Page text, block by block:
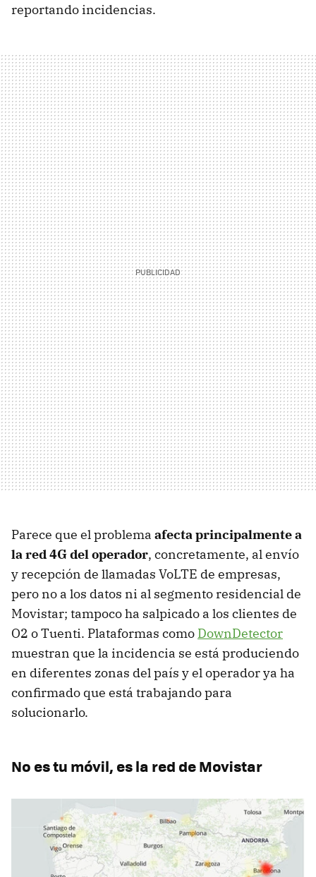
reportando incidencias.
Parece que el problema afecta principalmente a
la red 4G del operador, concretamente, al envío
y recepción de llamadas VoLTE de empresas,
pero no a los datos ni al segmento residencial de
Movistar; tampoco ha salpicado a los clientes de
O2 o Tuenti. Plataformas como DownDetector
muestran que la incidencia se está produciendo
en diferentes zonas del país y el operador ya ha
confirmado que está trabajando para
solucionarlo.
No es tu móvil, es la red de Movistar